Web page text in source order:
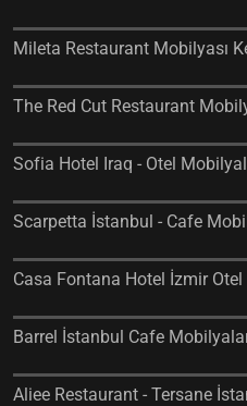
Mileta Restaurant Mobilyası
The Red Cut Restaurant
Sofia Hotel Iraq - Otel
Scarpetta İstanbul - Cafe
Casa Fontana Hotel İzmir Otel
Barrel İstanbul Cafe
Aliee Restaurant - Tersane